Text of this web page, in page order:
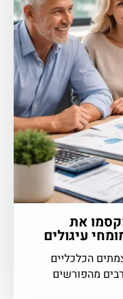
– כך תמקסמו את
עיגולים
הכלכליים
מהפורשים